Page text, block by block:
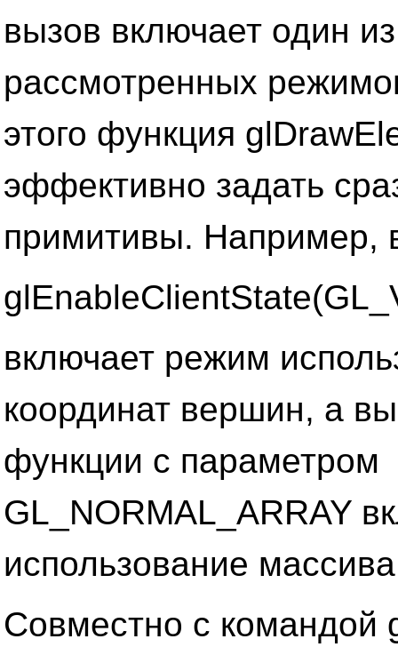
вызов включает один
рассмотренных
этого функция
эффективно задать
примитивы. Например,
включает режим
координат вершин, а
функции с параметром
GL_NORMAL_ARRAY
использование
Совместно с командой